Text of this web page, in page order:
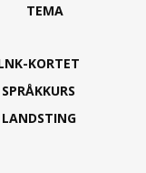
TEMA
KORTET
SPRÅKKURS
LANDSTING